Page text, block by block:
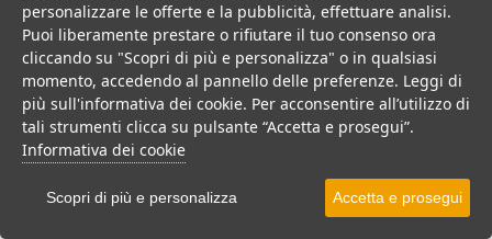
Trova la soluzione migliore per la tua prossima
vacanza.
Noi di belsalento.it abbiamo selezionato per te le migliori mete, i
migliori servizi, le migliori offerte per il tuo prossimo viaggio.
Villaggi Resort
personalizzare le offerte e la pubblicità, effettuare analisi.
Puoi liberamente prestare o rifiutare il tuo consenso ora
cliccando su "Scopri di più e personalizza" o in qualsiasi
momento, accedendo al pannello delle preferenze. Leggi di
più sull'informativa dei cookie. Per acconsentire all’utilizzo di
tali strumenti clicca su pulsante “Accetta e prosegui”.
Informativa dei cookie
Scopri di più e personalizza Accetta e prosegui